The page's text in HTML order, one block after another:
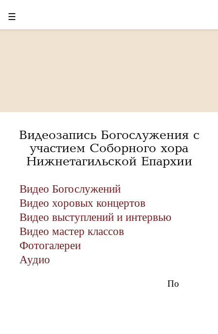
☰
Видеозапись Богослужения с
участием Соборного хора
Нижнетагильской Епархии
Видео Богослужений
Видео хоровых концертов
Видео выступлений и интервью
Видео мастер классов
Фотогалереи
Аудио
По